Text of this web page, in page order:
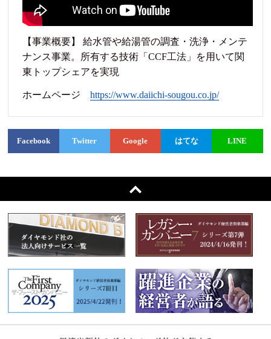
【事業概要】 給水管や給湯管の調査・洗浄・メンテ
ナンス事業。所有する技術「CCF工法」を用いて関
東トップシェアを実現
ホームページhttps://www.daiichi-sougou.co.jp/
Facebook Twitter Google はてな LINE